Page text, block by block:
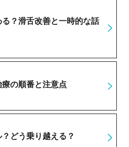
？滑舌改善と一時的な話
の順番と注意点
どう乗り越える？